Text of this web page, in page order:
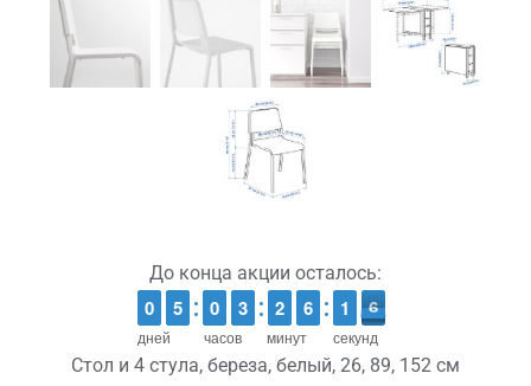
До конца акции осталось:
дней
9
9
0
0 4
4
5
5
часов
9
9
0
0 2
2
3
3
минут
1
1
2
2 5
5
6
6
секунд
2
1
1 6
6
5
Стол и 4 стула, береза, белый, 26, 89, 152 см